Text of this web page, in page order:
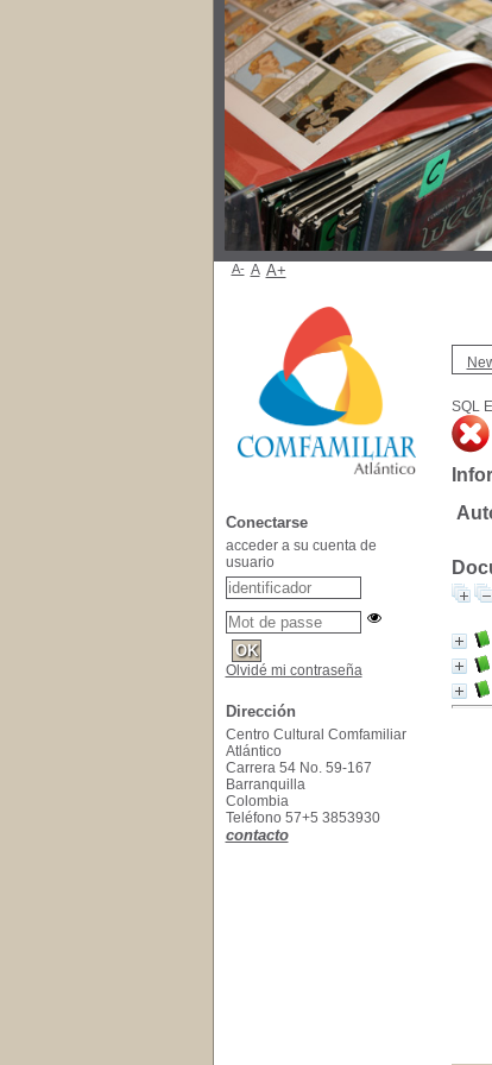
SQL
A- A A+
Conectarse
acceder a su cuenta de
usuario
Olvidé mi contraseña
Dirección
Centro Cultural Comfamiliar
Atlántico
Carrera 54 No. 59-167
Barranquilla
Colombia
Teléfono 57+5 3853930
contacto